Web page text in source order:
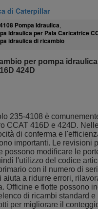
di Caterpillar
Pompa Idraulica,
Idraulica per Pala Caricatrice
idraulica di ricambio
per pompa
424D
235-4108 è
CCAT 416D e 424D.
di conferma e
importanti. Le revisioni
possono modificare le
l'utilizzo del codice
con il numero di
aiuta a ridurre errori,
Officine e flotte possono
di ricambi standard e
per migliorare il